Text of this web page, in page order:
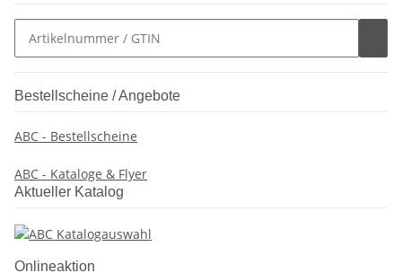
Bestellscheine / Angebote
ABC - Bestellscheine
ABC - Kataloge & Flyer
Aktueller Katalog
Onlineaktion